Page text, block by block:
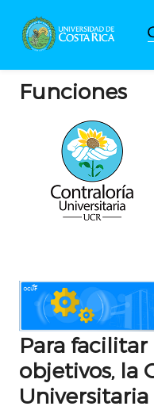
Funciones
Para
objetivos, la